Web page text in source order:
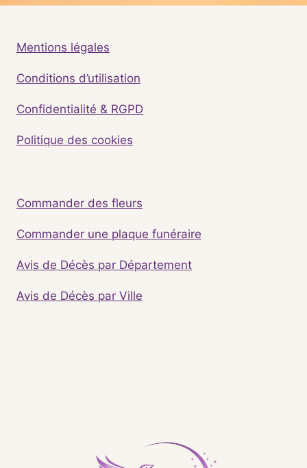
Mentions légales
Conditions d’utilisation
Confidentialité & RGPD
Politique des cookies
Commander des fleurs
Commander une plaque funéraire
Avis de Décès par Département
Avis de Décès par Ville